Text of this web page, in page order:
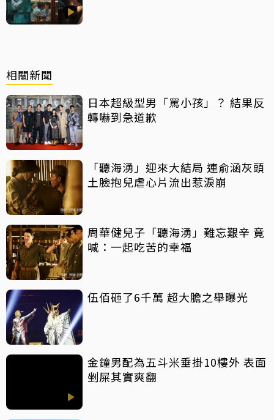
相關新聞
日本超級型男「罵小孩」？ 結果反
轉嚇到急道歉
「聽海湧」迎來大結局 連俞涵灰頭
土臉抱兒虐心片流出惹淚崩
周華健兒子「聽海湧」難忘艱辛 竟
喊：一起吃苦的幸福
伍佰砸了6千萬 超大膽之舉曝光
金鐘男配為五斗米垂掛10樓外 表面
剉屎其實爽翻